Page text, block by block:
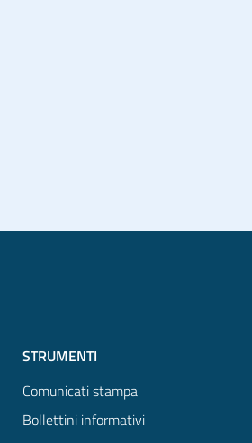
STRUMENTI
Comunicati stampa
Bollettini informativi